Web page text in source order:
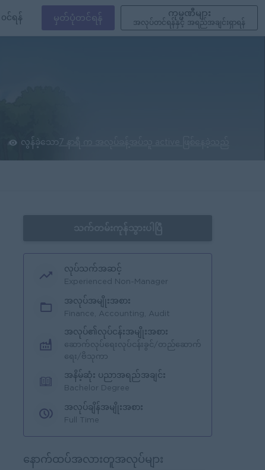
၀င်ရန် မှတ်ပုံတင်ရန်
ကုမ္ပဏီများ
အလုပ်တင်ရန်နှင့် အရည်အချင်းရှာရန်
လွန်ခဲ့သော 7 နာရီ က အလုပ်ခန့်အပ်သူ active ဖြစ်နေခဲ့သည်
လုပ်သက်အဆင့်
Experienced Non-Manager
အလုပ်အမျိုးအစား
Finance, Accounting, Audit
အလုပ်၏လုပ်ငန်းအမျိုးအစား
ဆောက်လုပ်ရေးလုပ်ငန်းခွင်/တည်ဆောက်
ရေး/ဗိသုကာ
အနိမ့်ဆုံး ပညာအရည်အချင်း
Bachelor Degree
အလုပ်ချိန်အမျိုးအစား
Full Time
နောက်ထပ်အလားတူအလုပ်များ